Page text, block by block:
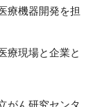
療機器開発を担
療現場と企業と